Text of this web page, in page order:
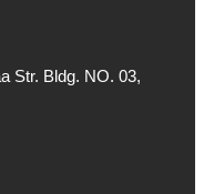
Str. Bldg. NO. 03,